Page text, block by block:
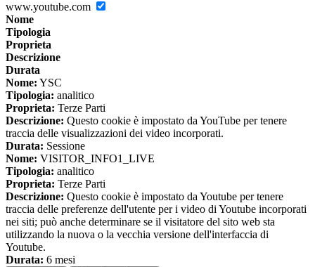
www.youtube.com
Nome
Tipologia
Proprieta
Descrizione
Durata
Nome: YSC
Tipologia: analitico
Proprieta: Terze Parti
Descrizione: Questo cookie è impostato da YouTube per tenere
traccia delle visualizzazioni dei video incorporati.
Durata: Sessione
Nome: VISITOR_INFO1_LIVE
Tipologia: analitico
Proprieta: Terze Parti
Descrizione: Questo cookie è impostato da Youtube per tenere
traccia delle preferenze dell'utente per i video di Youtube incorporati
nei siti; può anche determinare se il visitatore del sito web sta
utilizzando la nuova o la vecchia versione dell'interfaccia di
Youtube.
Durata: 6 mesi